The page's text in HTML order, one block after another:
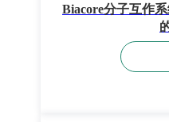
Biacore分子互作